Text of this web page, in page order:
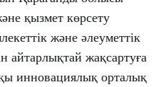
қызмет көрсету
және әлеуметтік
айтарлықтай жақсартуға
инновациялық орталық